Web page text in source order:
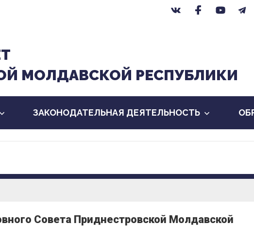
МОЛДАВСКОЙ РЕСПУБЛИКИ
ЗАКОНОДАТЕЛЬНАЯ ДЕЯТЕЛЬНОСТЬ
Совета Приднестровской Молдавской